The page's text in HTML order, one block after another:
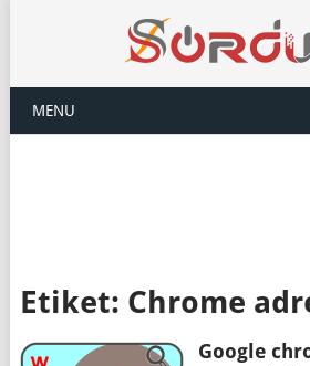
MENU
Etiket: Chrome
Google